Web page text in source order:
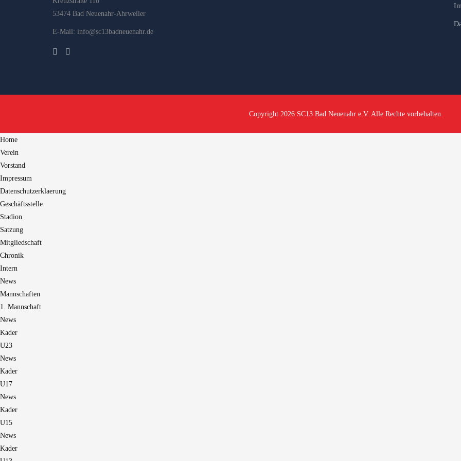
53474 Bad Neuenahr-Ahrweiler
E-Mail: info@sc13badneuenahr.de
Copyright 2026 SC13 Bad Neuenahr e.V. Alle Rechte vorbehalten.
Home
Verein
Vorstand
Impressum
Datenschutzerklaerung
Geschäftsstelle
Stadion
Satzung
Mitgliedschaft
Chronik
Intern
News
Mannschaften
1. Mannschaft
News
Kader
U23
News
Kader
U17
News
Kader
U15
News
Kader